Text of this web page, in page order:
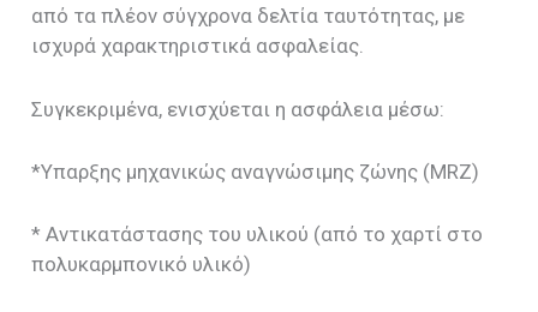
από τα πλέον σύγχρονα δελτία ταυτότητας, με
ισχυρά χαρακτηριστικά ασφαλείας.
Συγκεκριμένα, ενισχύεται η ασφάλεια μέσω:
*Υπαρξης μηχανικώς αναγνώσιμης ζώνης (MRZ)
* Αντικατάστασης του υλικού (από το χαρτί στο
πολυκαρμπονικό υλικό)